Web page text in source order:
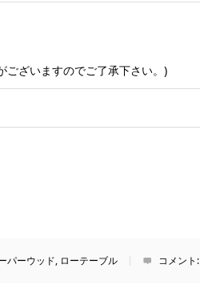
ざいますのでご了承下さい。)
パーウッド, ローテーブル コメント: